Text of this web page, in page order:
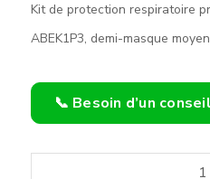
Kit de protection respiratoire
ABEK1P3, demi-masque moyen
📞 Besoin d’un